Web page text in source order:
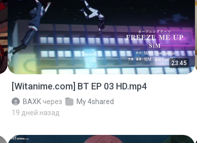
23:45
[Witanime.com] BT EP 03 HD.mp4
BAXK через
My 4shared
19 дней назад